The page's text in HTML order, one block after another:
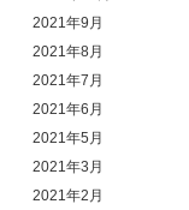
2021年9月
2021年8月
2021年7月
2021年6月
2021年5月
2021年3月
2021年2月